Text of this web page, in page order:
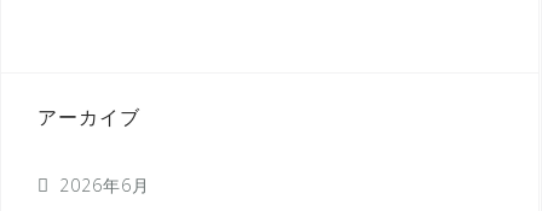
アーカイブ
2026年6月